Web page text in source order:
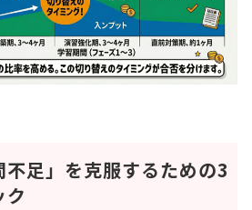
足」を克服するための3
ク